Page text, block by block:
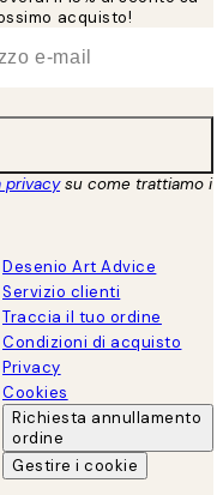
acquisto!
privacysu come trattiamo i
Desenio Art Advice
Servizio clienti
Traccia il tuo ordine
Condizioni di acquisto
Privacy
Cookies
Richiesta annullamento
ordine
Gestire i cookie